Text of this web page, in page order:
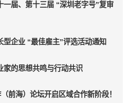
永林、刘庆峰、林立、张文
等一众行业领军者齐聚鹏城，
想”为主题，立足国家高质量
革新、技术突破、生态构建、
探讨。
一届、第十三届 “深圳老字号”复审
企业 “最佳雇主”评选活动通知
家的思想共鸣与行动共识
前海）论坛开启区域合作新阶段！